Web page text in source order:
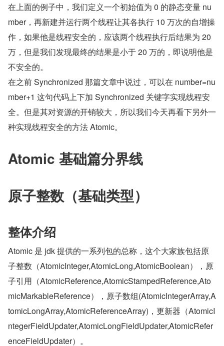
在上面的例子中，我们定义一个初始值为 0 的静态变量 nu
mber，再新建并运行两个线程让其各执行 10 万次的自增操
作，如果他是线程安全的，应该两个线程执行后结果为 20
万，但是我们发现最终的结果是小于 20 万的，即说明他是
不安全的。
在之前 Synchronized 那篇文章中说过，可以在 number=nu
mber+1 这句代码上下加 Synchronized 关键字实现线程安
全。但是其对资源的开销较大，所以我们今天再看下另外一
种实现线程安全的方法 Atomic。
Atomic 基础篇分界线
原子整数（基础类型）
整体介绍
Atomic 是 jdk 提供的一系列包的总称，这个大家族包括原
子整数（AtomicInteger,AtomicLong,AtomicBoolean），原
子引用（AtomicReference,AtomicStampedReference,Ato
micMarkableReference），原子数组(AtomicIntegerArray,A
tomicLongArray,AtomicReferenceArray)，更新器（AtomicI
ntegerFieldUpdater,AtomicLongFieldUpdater,AtomicRefer
enceFieldUpdater）。